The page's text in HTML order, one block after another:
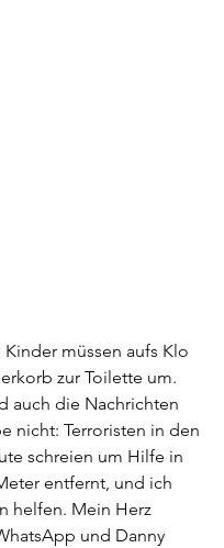
müssen aufs Klo
zur Toilette um.
auch die Nachrichten
nicht: Terroristen in den
schreien um Hilfe in
entfernt, und ich
helfen. Mein Herz
und Danny